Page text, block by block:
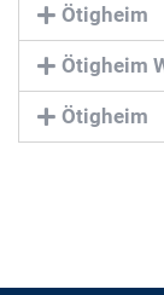
Ötigheim
Ötigheim
Ötigheim